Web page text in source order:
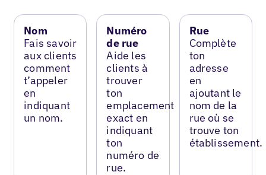
Nom
Fais savoir
aux clients
comment
t’appeler
en
indiquant
un nom.
Numéro
de rue
Aide les
clients à
trouver
ton
emplacement
exact en
indiquant
ton
numéro de
rue.
Rue
Complète
ton
adresse
en
ajoutant le
nom de la
rue où se
trouve ton
établissement.